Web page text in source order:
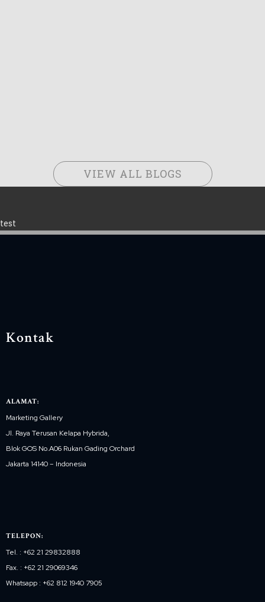
VIEW ALL BLOGS
test
Kontak
ALAMAT:
Marketing Gallery
Jl. Raya Terusan Kelapa Hybrida,
Blok GOS No.A06 Rukan Gading Orchard
Jakarta 14140 – Indonesia
TELEPON:
Tel. : +62 21 29832888
Fax. : +62 21 29069346
Whatsapp : +62 812 1940 7905